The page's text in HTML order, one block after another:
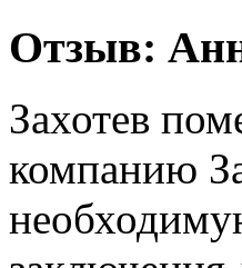
Отзыв:
Захотев
компанию